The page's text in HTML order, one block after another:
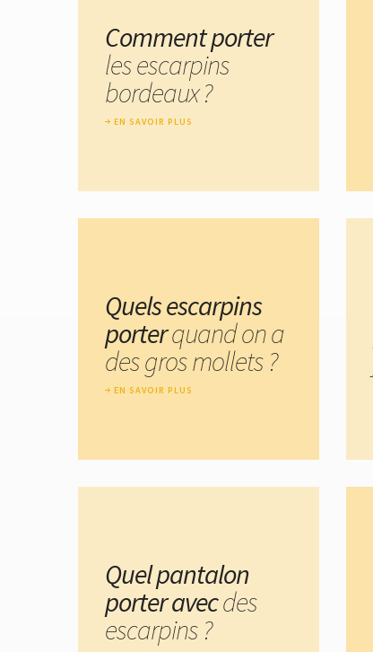
Comment porter
les escarpins
bordeaux ?
EN SAVOIR PLUS
Quels escarpins
porterquand on a
des gros mollets ?
EN SAVOIR PLUS
Quel pantalon
porter avecdes
escarpins ?